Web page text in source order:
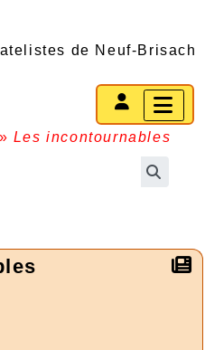
» Les incontournables